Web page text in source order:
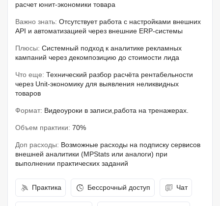
расчет юнит-экономики товара
Важно знать: Отсутствует работа с настройками внешних
API и автоматизацией через внешние ERP-системы
Плюсы: Системный подход к аналитике рекламных
кампаний через декомпозицию до стоимости лида
Что еще: Технический разбор расчёта рентабельности
через Unit-экономику для выявления неликвидных
товаров
Формат: Видеоуроки в записи,работа на тренажерах.
Объем практики: 70%
Доп расходы: Возможные расходы на подписку сервисов
внешней аналитики (MPStats или аналоги) при
выполнении практических заданий
Практика Бессрочный доступ Чат